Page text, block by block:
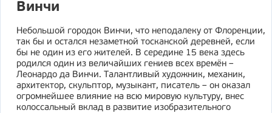
Винчи
Небольшой городок Винчи, что неподалеку от Флоренции,
так бы и остался незаметной тосканской деревней, если
бы не один из его жителей. В середине 15 века здесь
родился один из величайших гениев всех времён –
Леонардо да Винчи. Талантливый художник, механик,
архитектор, скульптор, музыкант, писатель – он оказал
огромнейшее влияние на всю мировую культуру, внес
колоссальный вклад в развитие изобразительного